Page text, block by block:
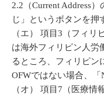
2.2（Current Address）
じ」というボタンを押
（エ） 項目3（フィリ
は海外フィリピン人労
るところ、フィリピン
OFWではない場合、「
（オ） 項目7（医療情